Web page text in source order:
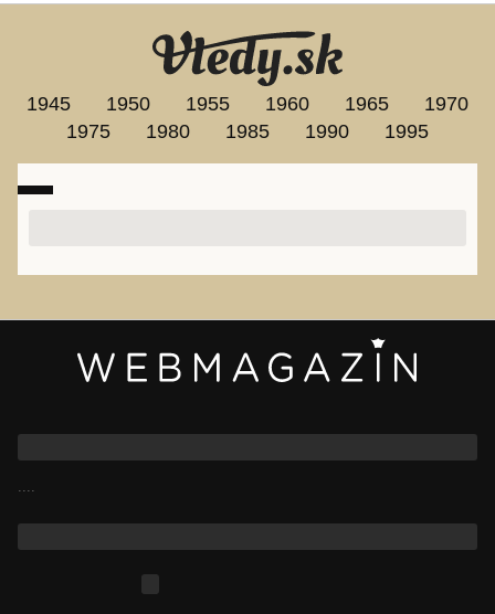
Vtedy.sk
1945 1950 1955 1960 1965
1970
1975
1980 1985 1990 1995
Webmagazin